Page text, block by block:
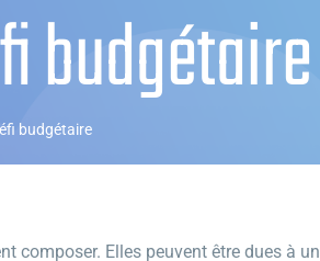
budgétaire
budgétaire
composer. Elles peuvent être dues à un